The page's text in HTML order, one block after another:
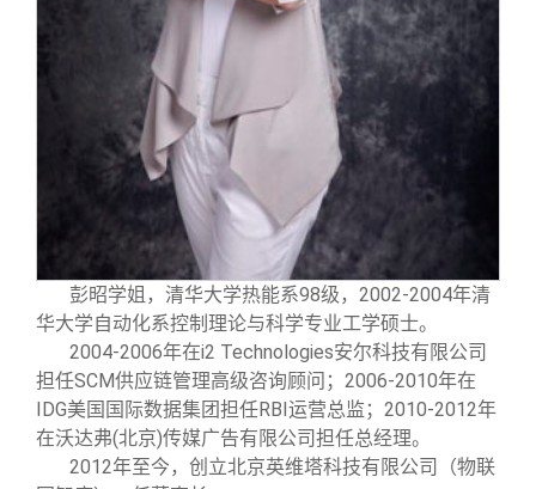
彭昭学姐，清华大学热能系98级，2002-2004年清
华大学自动化系控制理论与科学专业工学硕士。
2004-2006年在i2 Technologies安尔科技有限公司
担任SCM供应链管理高级咨询顾问；2006-2010年在
IDG美国国际数据集团担任RBI运营总监；2010-2012年
在沃达弗(北京)传媒广告有限公司担任总经理。
2012年至今，创立北京英维塔科技有限公司（物联